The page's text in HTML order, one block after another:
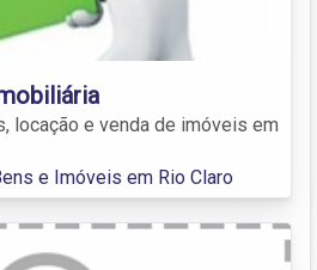
locação e venda de imóveis em
e Imóveis em Rio Claro